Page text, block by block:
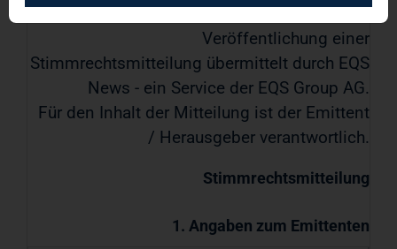
06.03.2023 / 09:40 CET/CEST
Veröffentlichung einer
Stimmrechtsmitteilung übermittelt durch EQS
News - ein Service der EQS Group AG.
Für den Inhalt der Mitteilung ist der Emittent
/ Herausgeber verantwortlich.
Stimmrechtsmitteilung
1. Angaben zum Emittenten